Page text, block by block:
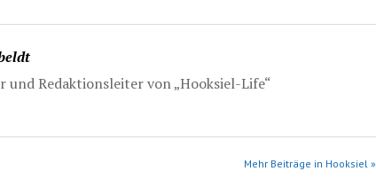
und Redaktionsleiter von „Hooksiel-Life“
Mehr Beiträge in Hooksiel »